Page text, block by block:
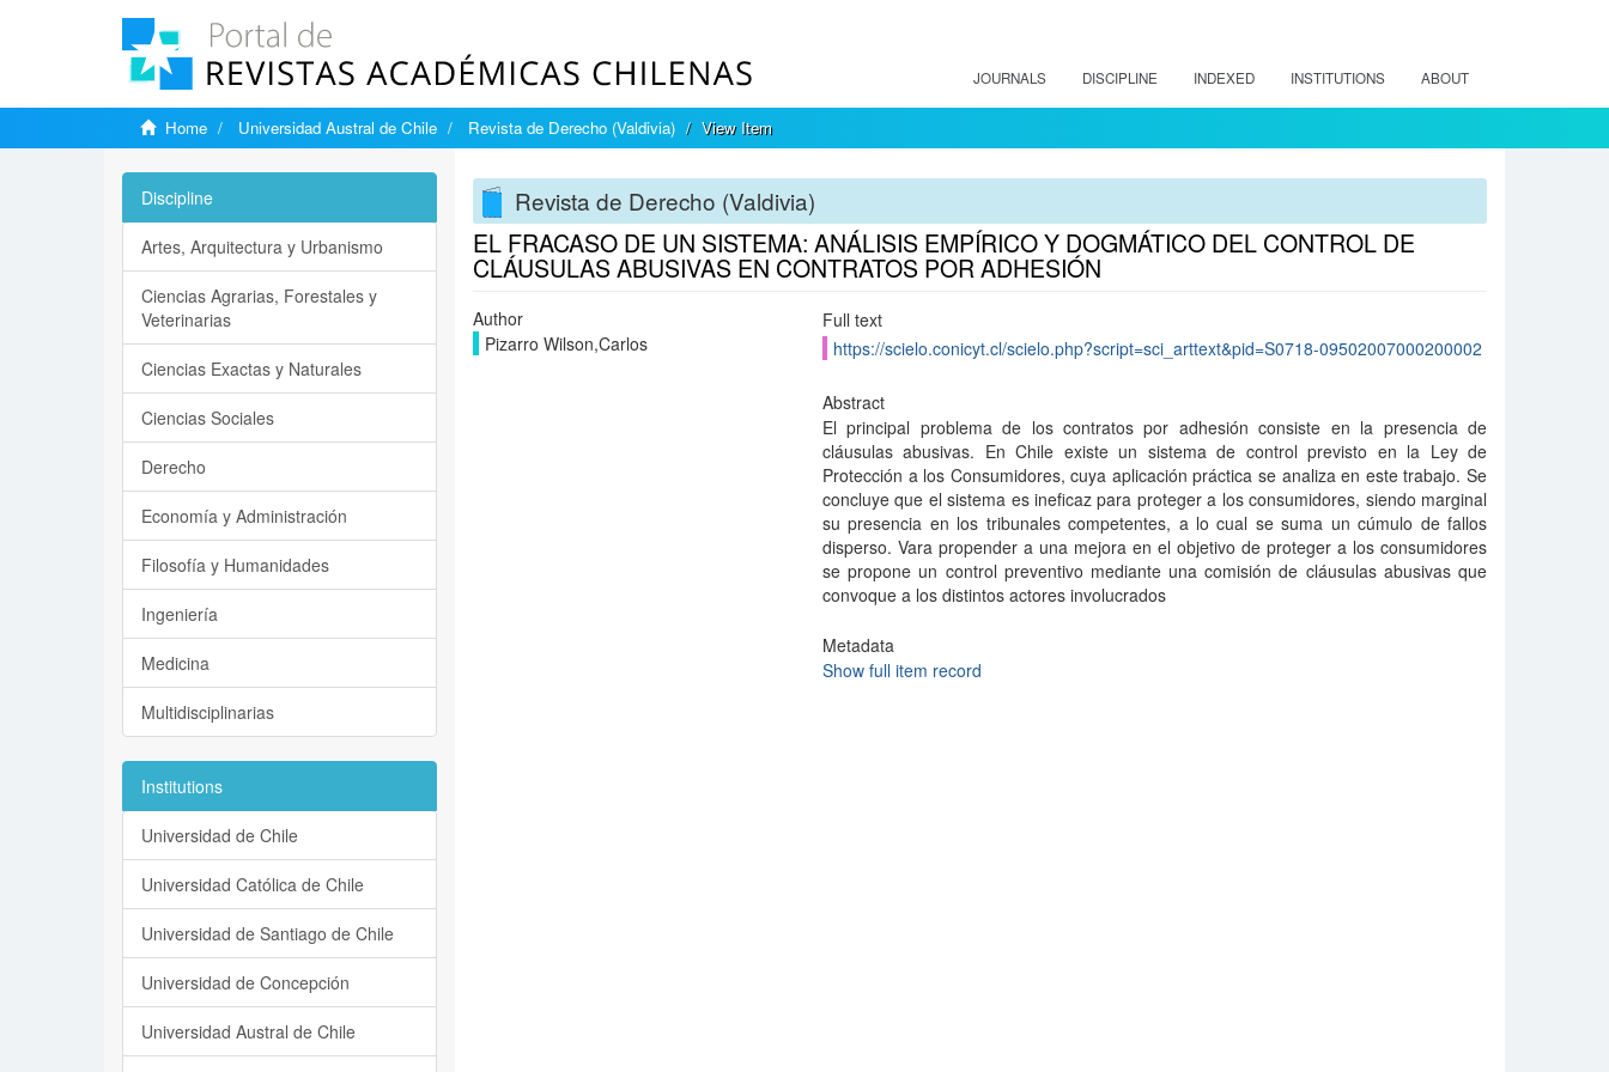
JOURNALS DISCIPLINE INDEXED INSTITUTIONS ABOUT
Home Universidad Austral de Chile Revista de Derecho (Valdivia) View Item
Revista de Derecho (Valdivia)
EL FRACASO DE UN SISTEMA: ANÁLISIS EMPÍRICO Y DOGMÁTICO DEL CONTROL DE
CLÁUSULAS ABUSIVAS EN CONTRATOS POR ADHESIÓN
Author
Pizarro Wilson,Carlos
Full text
https://scielo.conicyt.cl/scielo.php?script=sci_arttext&pid=S0718-09502007000200002
Abstract
El principal problema de los contratos por adhesión consiste en la presencia de
cláusulas abusivas. En Chile existe un sistema de control previsto en la Ley de
Protección a los Consumidores, cuya aplicación práctica se analiza en este trabajo. Se
concluye que el sistema es ineficaz para proteger a los consumidores, siendo marginal
su presencia en los tribunales competentes, a lo cual se suma un cúmulo de fallos
disperso. Vara propender a una mejora en el objetivo de proteger a los consumidores
se propone un control preventivo mediante una comisión de cláusulas abusivas que
convoque a los distintos actores involucrados
Metadata
Show full item record
Discipline
Artes, Arquitectura y Urbanismo
Ciencias Agrarias, Forestales y
Veterinarias
Ciencias Exactas y Naturales
Ciencias Sociales
Derecho
Economía y Administración
Filosofía y Humanidades
Ingeniería
Medicina
Multidisciplinarias
Institutions
Universidad de Chile
Universidad Católica de Chile
Universidad de Santiago de Chile
Universidad de Concepción
Universidad Austral de Chile